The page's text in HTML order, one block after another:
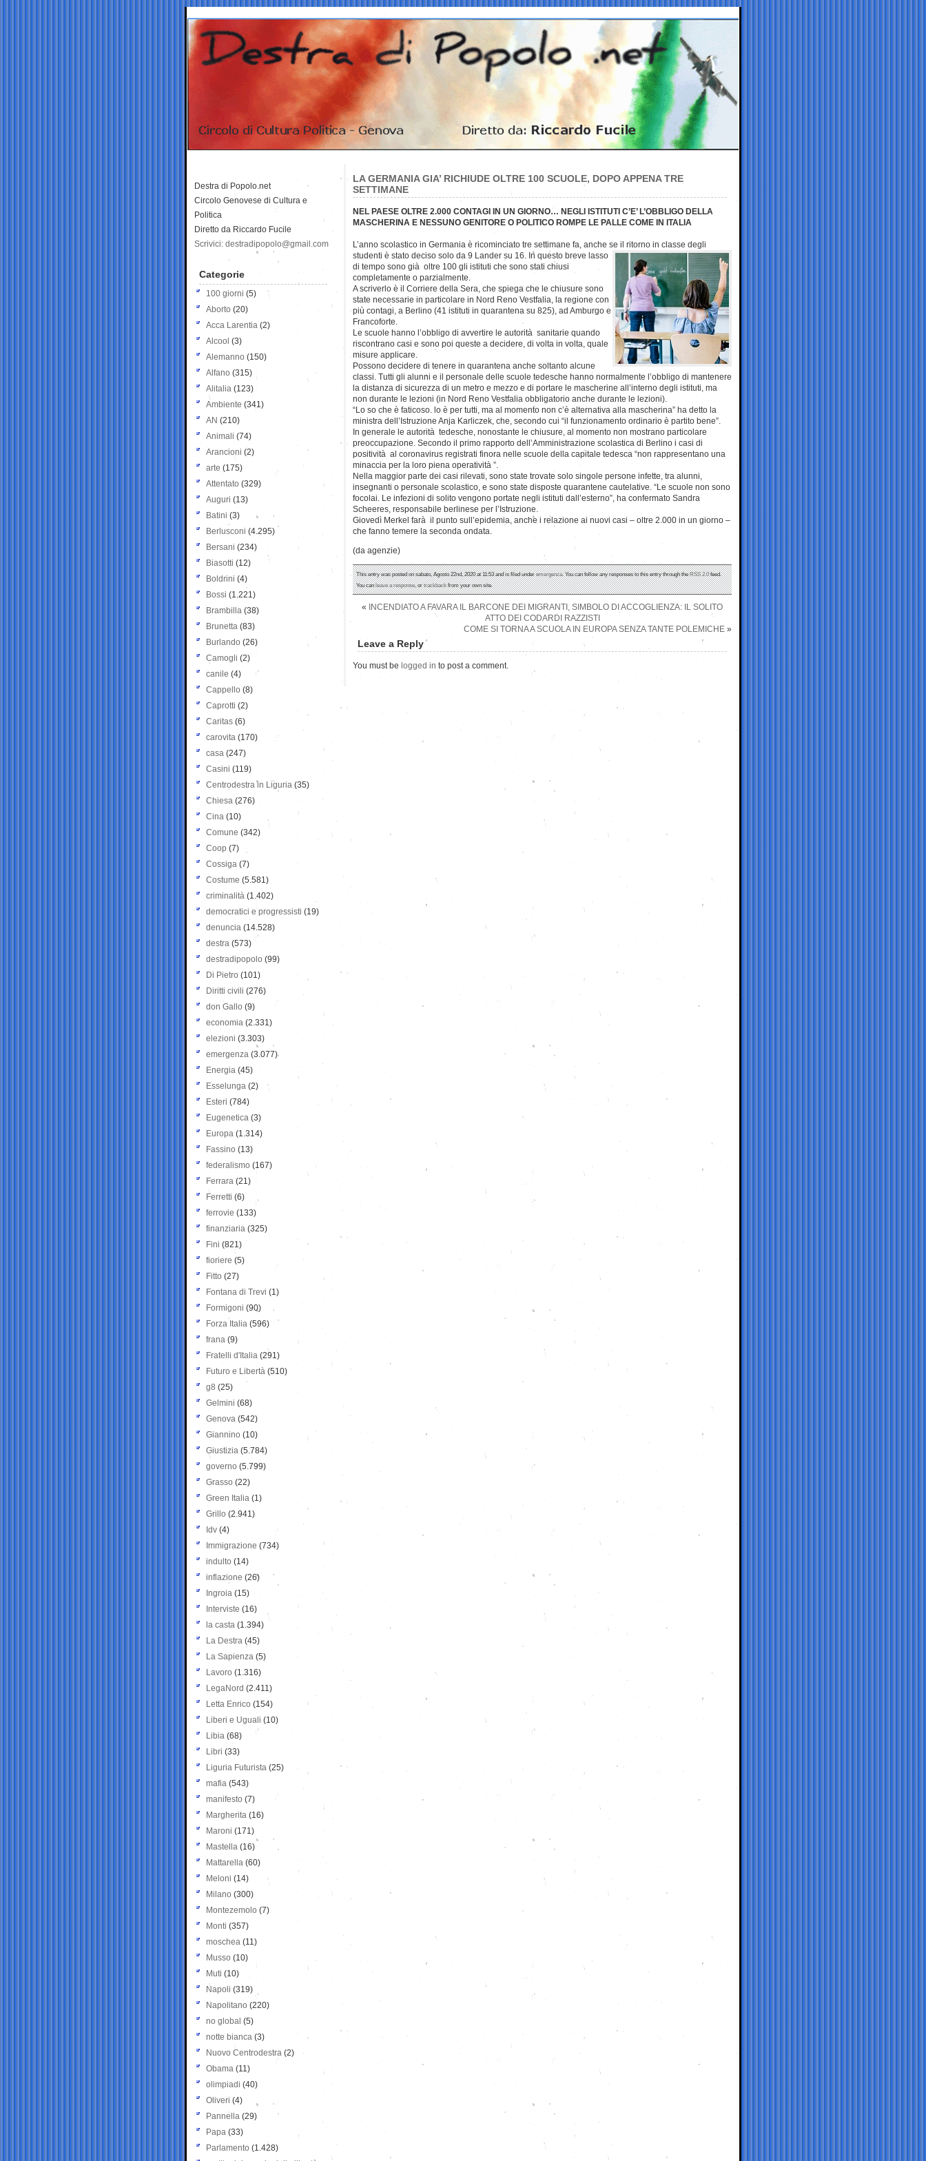
LA GERMANIA GIA’ RICHIUDE OLTRE 100 SCUOLE, DOPO APPENA TRE
SETTIMANE
NEL PAESE OLTRE 2.000 CONTAGI IN UN GIORNO… NEGLI ISTITUTI C’E’ L’OBBLIGO DELLA
MASCHERINA E NESSUNO GENITORE O POLITICO ROMPE LE PALLE COME IN ITALIA
L’anno scolastico in Germania è ricominciato tre settimane fa, anche se il ritorno in classe degli
studenti è stato deciso solo da 9 Lander su 16. In questo breve lasso
di tempo sono già oltre 100 gli istituti che sono stati chiusi
completamente o parzialmente.
A scriverlo è il Corriere della Sera, che spiega che le chiusure sono
state necessarie in particolare in Nord Reno Vestfalia, la regione con
più contagi, a Berlino (41 istituti in quarantena su 825), ad Amburgo e
Francoforte.
Le scuole hanno l’obbligo di avvertire le autorità sanitarie quando
riscontrano casi e sono poi queste a decidere, di volta in volta, quale
misure applicare.
Possono decidere di tenere in quarantena anche soltanto alcune
classi. Tutti gli alunni e il personale delle scuole tedesche hanno normalmente l’obbligo di mantenere
la distanza di sicurezza di un metro e mezzo e di portare le mascherine all’interno degli istituti, ma
non durante le lezioni (in Nord Reno Vestfalia obbligatorio anche durante le lezioni).
“Lo so che è faticoso. lo è per tutti, ma al momento non c’è alternativa alla mascherina” ha detto la
ministra dell’Istruzione Anja Karliczek, che, secondo cui “il funzionamento ordinario è partito bene”.
In generale le autorità tedesche, nonostante le chiusure, al momento non mostrano particolare
preoccupazione. Secondo il primo rapporto dell’Amministrazione scolastica di Berlino i casi di
positività al coronavirus registrati finora nelle scuole della capitale tedesca “non rappresentano una
minaccia per la loro piena operatività ”.
Nella maggior parte dei casi rilevati, sono state trovate solo singole persone infette, tra alunni,
insegnanti o personale scolastico, e sono state disposte quarantene cautelative. “Le scuole non sono
focolai. Le infezioni di solito vengono portate negli istituti dall’esterno”, ha confermato Sandra
Scheeres, responsabile berlinese per l’Istruzione.
Giovedì Merkel farà il punto sull’epidemia, anche i relazione ai nuovi casi – oltre 2.000 in un giorno –
che fanno temere la seconda ondata.
(da agenzie)
This entry was posted on sabato, Agosto 22nd, 2020 at 11:53 and is filed underemergenza. You can follow any responses to this entry through theRSS 2.0feed.
You canleave a response, ortrackbackfrom your own site.
«
INCENDIATO A FAVARA IL BARCONE DEI MIGRANTI, SIMBOLO DI ACCOGLIENZA: IL SOLITO
ATTO DEI CODARDI RAZZISTI
COME SI TORNA A SCUOLA IN EUROPA SENZA TANTE POLEMICHE »
Leave a Reply
You must be logged in to post a comment.
Destra di Popolo.net
Circolo Genovese di Cultura e
Politica
Diretto da Riccardo Fucile
Scrivici: destradipopolo@gmail.com
Categorie
100 giorni (5)
Aborto (20)
Acca Larentia (2)
Alcool (3)
Alemanno (150)
Alfano (315)
Alitalia (123)
Ambiente (341)
AN (210)
Animali (74)
Arancioni (2)
arte (175)
Attentato (329)
Auguri (13)
Batini (3)
Berlusconi (4.295)
Bersani (234)
Biasotti (12)
Boldrini (4)
Bossi (1.221)
Brambilla (38)
Brunetta (83)
Burlando (26)
Camogli (2)
canile (4)
Cappello (8)
Caprotti (2)
Caritas (6)
carovita (170)
casa (247)
Casini (119)
Centrodestra in Liguria (35)
Chiesa (276)
Cina (10)
Comune (342)
Coop (7)
Cossiga (7)
Costume (5.581)
criminalità (1.402)
democratici e progressisti (19)
denuncia (14.528)
destra (573)
destradipopolo (99)
Di Pietro (101)
Diritti civili (276)
don Gallo (9)
economia (2.331)
elezioni (3.303)
emergenza (3.077)
Energia (45)
Esselunga (2)
Esteri (784)
Eugenetica (3)
Europa (1.314)
Fassino (13)
federalismo (167)
Ferrara (21)
Ferretti (6)
ferrovie (133)
finanziaria (325)
Fini (821)
fioriere (5)
Fitto (27)
Fontana di Trevi (1)
Formigoni (90)
Forza Italia (596)
frana (9)
Fratelli d'Italia (291)
Futuro e Libertà (510)
g8 (25)
Gelmini (68)
Genova (542)
Giannino (10)
Giustizia (5.784)
governo (5.799)
Grasso (22)
Green Italia (1)
Grillo (2.941)
Idv (4)
Immigrazione (734)
indulto (14)
inflazione (26)
Ingroia (15)
Interviste (16)
la casta (1.394)
La Destra (45)
La Sapienza (5)
Lavoro (1.316)
LegaNord (2.411)
Letta Enrico (154)
Liberi e Uguali (10)
Libia (68)
Libri (33)
Liguria Futurista (25)
mafia (543)
manifesto (7)
Margherita (16)
Maroni (171)
Mastella (16)
Mattarella (60)
Meloni (14)
Milano (300)
Montezemolo (7)
Monti (357)
moschea (11)
Musso (10)
Muti (10)
Napoli (319)
Napolitano (220)
no global (5)
notte bianca (3)
Nuovo Centrodestra (2)
Obama (11)
olimpiadi (40)
Oliveri (4)
Pannella (29)
Papa (33)
Parlamento (1.428)